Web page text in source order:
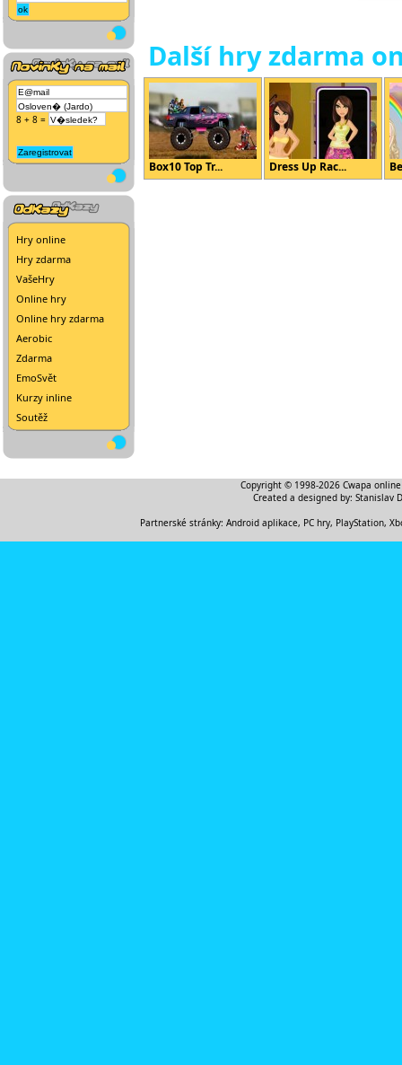
8 + 8 =
Hry online
Hry zdarma
VašeHry
Online hry
Online hry zdarma
Aerobic
Zdarma
EmoSvět
Kurzy inline
Soutěž
Další hry zdarma
Box10 Top Tr... Dress Up Rac...
Copyright © 1998-2026 Cwapa
Created a designed by: Stanislav
Partnerské stránky: Android aplikace, PC hry, PlayStation,